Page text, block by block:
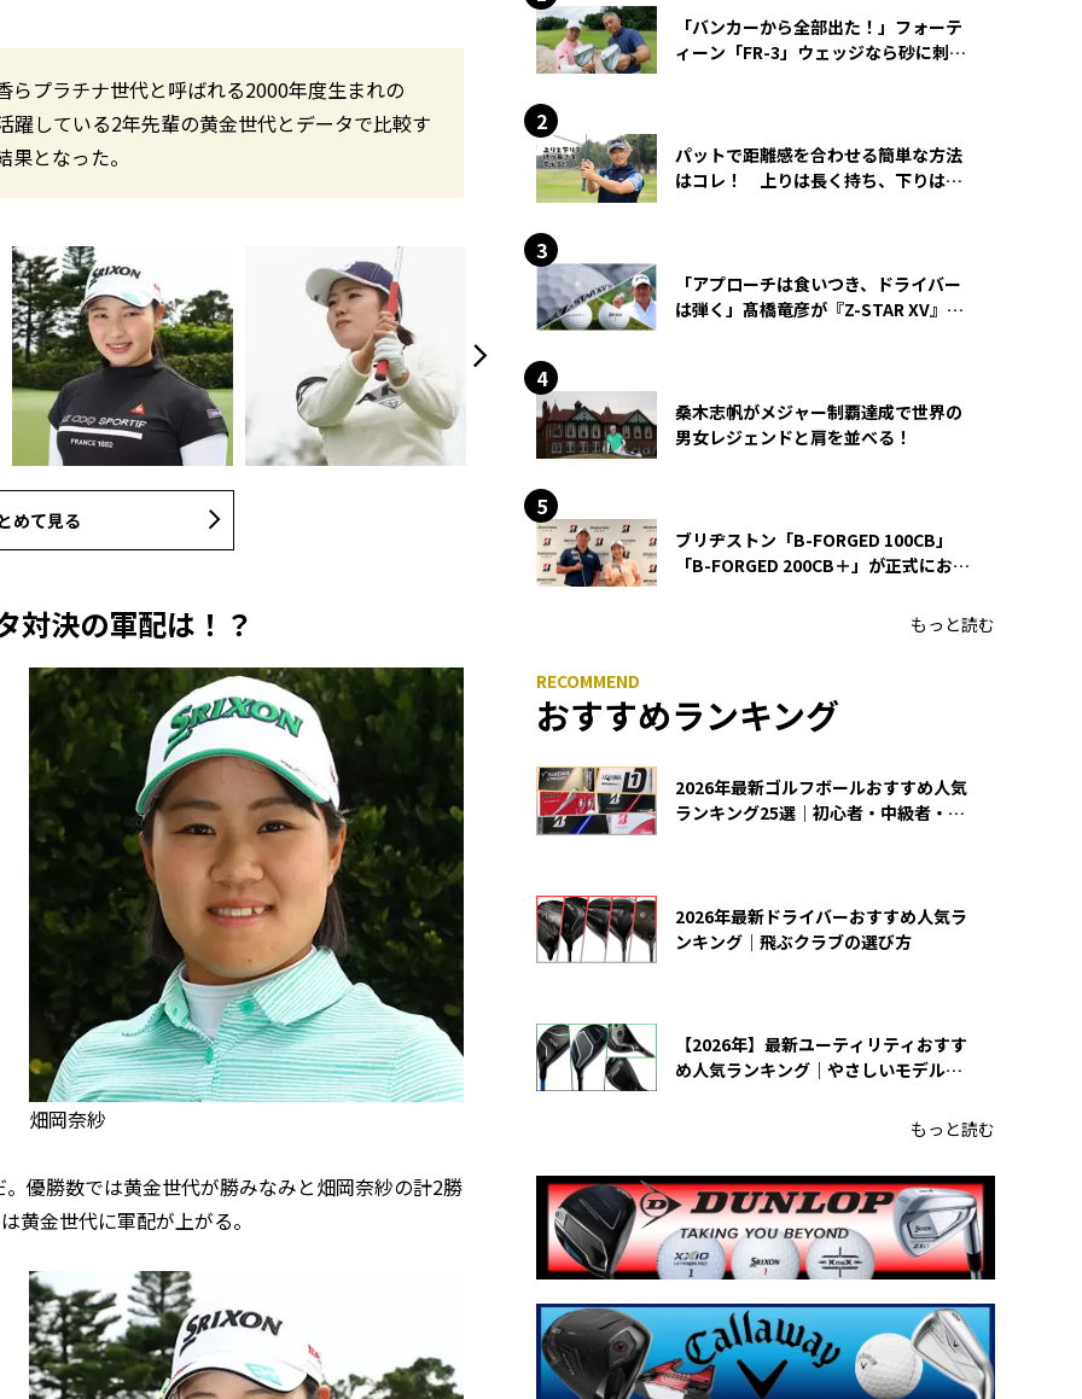
プラチナ世代と呼ばれる2000年度生まれの
している2年先輩の黄金世代とデータで比較す
となった。
めて見る
対決の軍配は！？
畑岡奈紗
優勝数では黄金世代が勝みなみと畑岡奈紗の計2勝
黄金世代に軍配が上がる。
「バンカーから全部出た！」フォーテ
ィーン「FR-3」ウェッジなら砂に刺さ
パットで距離感を合わせる簡単な方法
はコレ！ 上りは長く持ち、下りは短
「アプローチは食いつき、ドライバー
は弾く」髙橋竜彦が『Z-STAR XV』を
桑木志帆がメジャー制覇達成で世界の
男女レジェンドと肩を並べる！
ブリヂストン「B-FORGED 100CB」
「B-FORGED 200CB＋」が正式にお披
もっと読む
おすすめランキング
2026年最新ゴルフボールおすすめ人気
ランキング25選｜初心者・中級者・上
2026年最新ドライバーおすすめ人気ラ
ンキング｜飛ぶクラブの選び方
【2026年】最新ユーティリティおすす
め人気ランキング｜やさしいモデルの
もっと読む